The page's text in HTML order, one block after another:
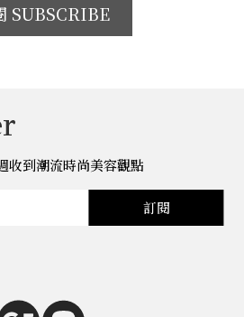
SUBSCRIBE
收到潮流時尚美容觀點
訂閱